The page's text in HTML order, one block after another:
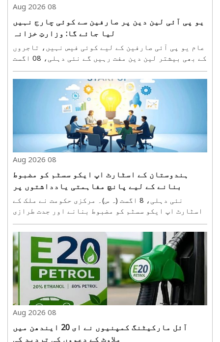
08 Aug 2026
یو پی آئی لین دین پر صارفین سے کوئی چارج نہیں
لیا جائے گا: وزارتِ خزانہ
عام یو پی آئی صارفین کے لیے کوئی فیس نہیں، تاجروں
کے بھی بیشتر لین دین مفت رہیں گے نئی دہلی، 08 اگست
ادائیگی کرنے والے کروڑوں صارفین کے درمیان فیس سے
متعلق پائی جانے والی الجھن کو دور کرتے ہوئے ..
08 Aug 2026
ہندوستان کے اسٹارٹ اپ ایکو سسٹم کو مضبوط
بنانے کے لیے پانچ مفاہمتی یادداشتوں پر
دستخط
نئی دہلی، 8 اگست (ہ س)۔ مرکزی حکومت نے ملک کے
اسٹارٹ اپ ایکو سسٹم کو مضبوط بنانے اور جدت طرازی
سسٹم کے شراکت داروں کے ساتھ کئی اسٹریٹجک معاہدے
کیے ہیں۔ ان کا مقصد اسٹارٹ اپس کو مالی، تکنیکی،
سرمایہ ..
08 Aug 2026
آئل مارکیٹنگ کمپنیوں نے ای 20 ایندھن میں
ملاوٹ کے دعووں کی تردید کی